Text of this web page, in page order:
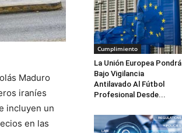
Maduro
iraníes
incluyen un
en las
Cumplimiento
La Unión Europea Pondrá
Bajo Vigilancia
Antilavado Al Fútbol
Profesional Desde...